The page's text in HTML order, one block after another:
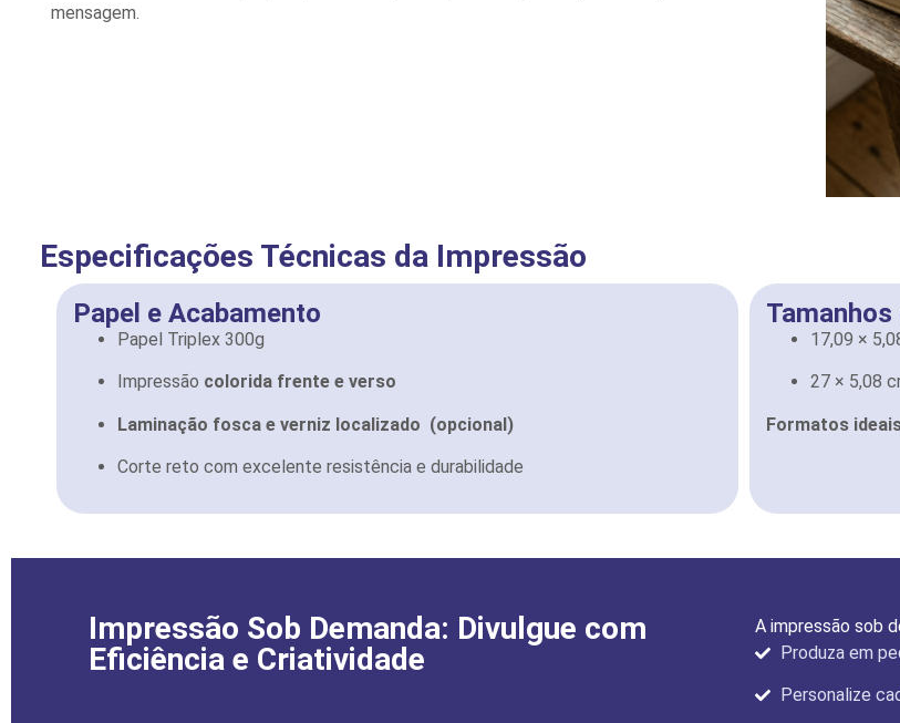
mensagem.
Especificações Técnicas da Impressão
Papel e Acabamento
Papel Triplex 300g
Impressão colorida frente e verso
Laminação fosca e verniz localizado (opcional)
Corte reto com excelente resistência e durabilidade
17,09 ×
27 × 5,08
Formatos
Impressão Sob Demanda: Divulgue com
Eficiência e Criatividade
A impressão sob
Produza em
Personalize